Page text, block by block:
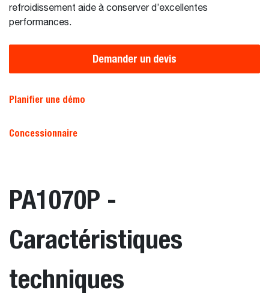
refroidissement aide à conserver d’excellentes
performances.
Demander un devis
Planifier une démo
Concessionnaire
PA1070P -
Caractéristiques
techniques